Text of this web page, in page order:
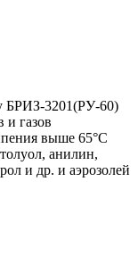
БРИЗ-3201(РУ-60)
и газов
выше 65°С
анилин,
и др. и аэрозолей